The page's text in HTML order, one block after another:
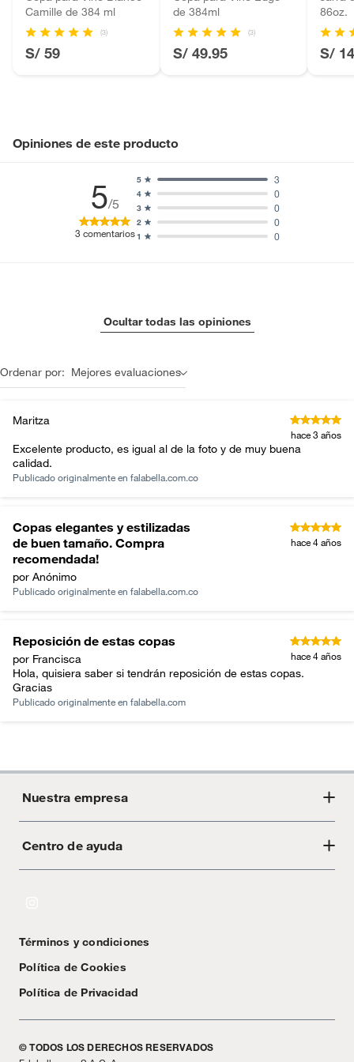
Motocicletas y bicicletas motorizadas.
Licores y cigarros electrónicos.
Camille de 384 ml
(3)
S/ 59
de 384ml
(3)
S/ 49.95
86oz.
S/
Opiniones de este producto
5/5
3 comentarios1 0
2 0
3 0
4 0
5 3
Ocultar todas las opiniones
Ordenar por: Mejores evaluaciones
Maritza
hace 3 años
Excelente producto, es igual al de la foto y de muy buena
calidad.
Publicado originalmente en falabella.com.co
Copas elegantes y estilizadas
de buen tamaño. Compra
recomendada!
por Anónimo
hace 4 años
Publicado originalmente en falabella.com.co
Reposición de estas copas
por Francisca hace 4 años
Hola, quisiera saber si tendrán reposición de estas copas.
Gracias
Publicado originalmente en falabella.com
Nuestra empresa
Acerca de Crate
Centro de ayuda
Textos Legales
Términos y condiciones
Política de Cookies
Política de Privacidad
© TODOS LOS DERECHOS RESERVADOS